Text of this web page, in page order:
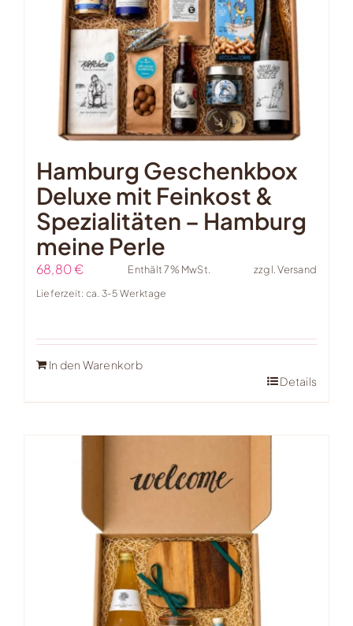
Hamburg Geschenkbox
Deluxe mit Feinkost &
Spezialitäten – Hamburg
meine Perle
68,80€ Enthält 7% MwSt. zzgl.Versand
Lieferzeit: ca. 3-5 Werktage
In den Warenkorb
Details